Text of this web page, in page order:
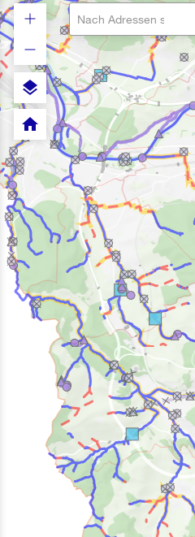
layers
home